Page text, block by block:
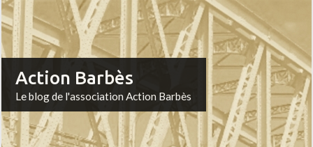
Action Barbès
Le blog de l'association Action Barbès